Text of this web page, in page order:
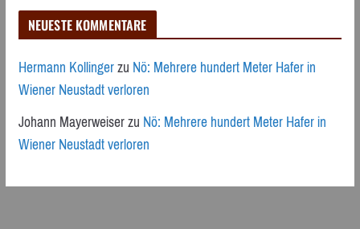
NEUESTE KOMMENTARE
Hermann KollingerzuNö: Mehrere hundert Meter Hafer in
Wiener Neustadt verloren
Johann MayerweiserzuNö: Mehrere hundert Meter Hafer in
Wiener Neustadt verloren